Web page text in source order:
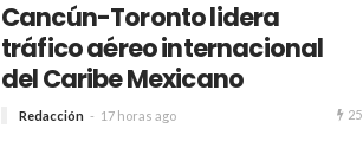
Cancún-Toronto lidera
tráfico aéreo internacional
del Caribe Mexicano
Redacción 17 horas ago 25